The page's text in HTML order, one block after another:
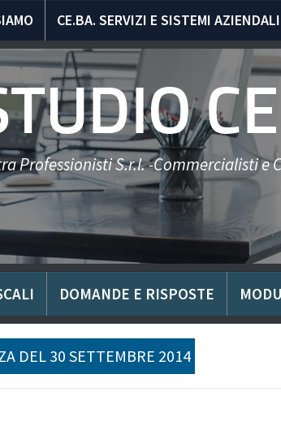
CE.BA. SERVIZI E SISTEMI
Professionisti S.r.l. -Commercialisti e
DOMANDE E RISPOSTE
DEL 30 SETTEMBRE 2014